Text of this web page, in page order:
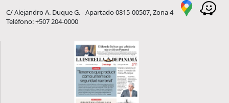
C/ Alejandro A. Duque G. - Apartado 0815-00507, Zona 4
Teléfono: +507 204-0000